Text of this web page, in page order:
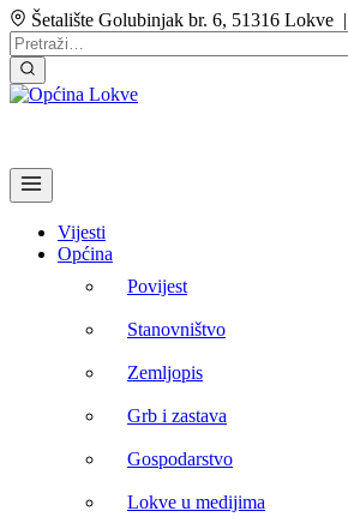
Šetalište Golubinjak br. 6, 51316 Lokve |
Vijesti
Općina
Povijest
Stanovništvo
Zemljopis
Grb i zastava
Gospodarstvo
Lokve u medijima